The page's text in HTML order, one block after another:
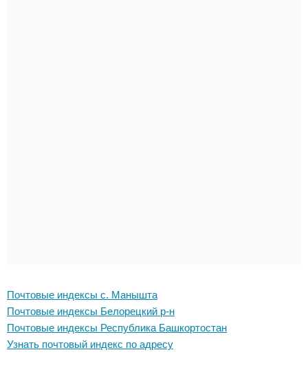
Почтовые индексы с. Манышта
Почтовые индексы Белорецкий р-н
Почтовые индексы Республика Башкортостан
Узнать почтовый индекс по адресу